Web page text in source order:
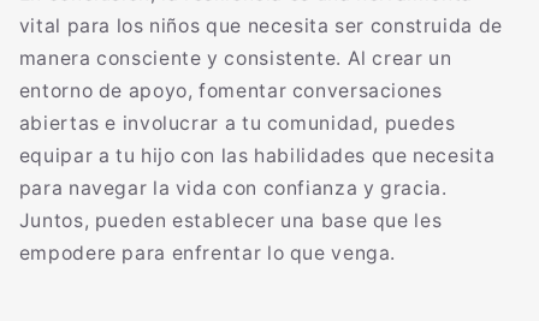
vital para los niños que necesita ser construida de
manera consciente y consistente. Al crear un
entorno de apoyo, fomentar conversaciones
abiertas e involucrar a tu comunidad, puedes
equipar a tu hijo con las habilidades que necesita
para navegar la vida con confianza y gracia.
Juntos, pueden establecer una base que les
empodere para enfrentar lo que venga.